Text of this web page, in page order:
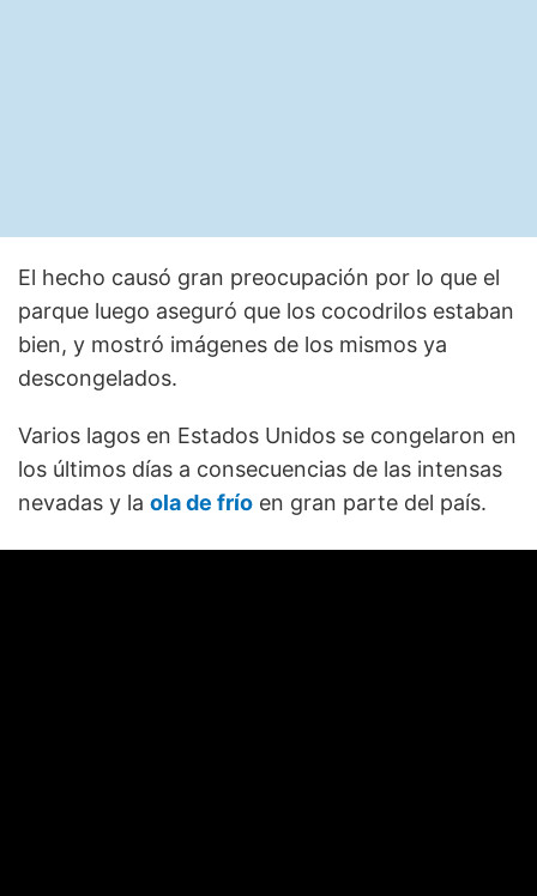
El hecho causó gran preocupación por lo que el
parque luego aseguró que los cocodrilos estaban
bien, y mostró imágenes de los mismos ya
descongelados.
Varios lagos en Estados Unidos se congelaron en
los últimos días a consecuencias de las intensas
nevadas y la ola de frío en gran parte del país.